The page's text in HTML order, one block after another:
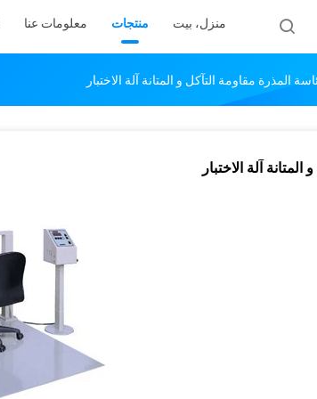
منزل، بيت منتجات معلومات عنا
المذرة مقاومة التآكل و المتانة آلة الاختبار
آلة الاختبار